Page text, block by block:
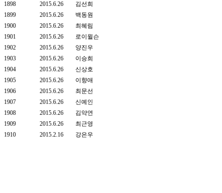
1898
2015.6.26
김선희
1899
2015.6.26
백동원
1900
2015.6.26
최혜림
1901
2015.6.26
로이윌슨
1902
2015.6.26
양진우
1903
2015.6.26
이승희
1904
2015.6.26
신상호
1905
2015.6.26
이향애
1906
2015.6.26
최문선
1907
2015.6.26
신예인
1908
2015.6.26
김약연
1909
2015.6.26
최근영
1910
2015.2.16 강은우